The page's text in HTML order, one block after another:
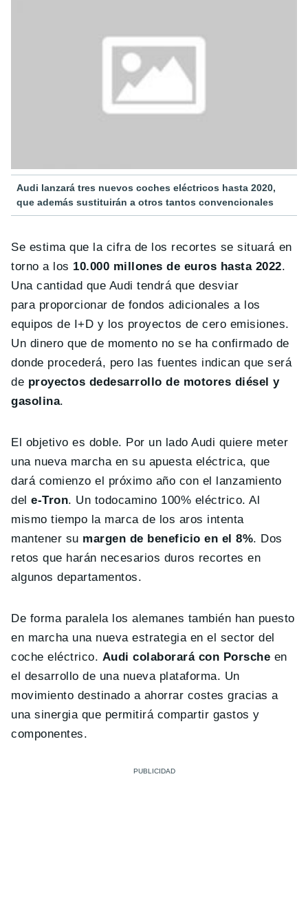
Audi lanzará tres nuevos coches eléctricos hasta 2020,
que además sustituirán a otros tantos convencionales
Se estima que la cifra de los recortes se situará en
torno a los 10.000 millones de euros hasta 2022.
Una cantidad que Audi tendrá que desviar
para proporcionar de fondos adicionales a los
equipos de I+D y los proyectos de cero emisiones.
Un dinero que de momento no se ha confirmado de
donde procederá, pero las fuentes indican que será
de proyectos dedesarrollo de motores diésel y
gasolina.
El objetivo es doble. Por un lado Audi quiere meter
una nueva marcha en su apuesta eléctrica, que
dará comienzo el próximo año con el lanzamiento
dele-Tron. Un todocamino 100% eléctrico. Al
mismo tiempo la marca de los aros intenta
mantener su margen de beneficio en el 8%. Dos
retos que harán necesarios duros recortes en
algunos departamentos.
De forma paralela los alemanes también han puesto
en marcha una nueva estrategia en el sector del
coche eléctrico. Audi colaborará con Porsche en
el desarrollo de una nueva plataforma. Un
movimiento destinado a ahorrar costes gracias a
una sinergia que permitirá compartir gastos y
componentes.